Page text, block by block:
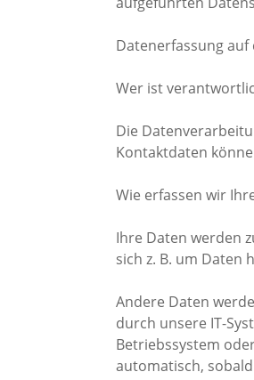
Datenerfassung auf
Wer ist
Die
Kontaktdaten
Wie erfassen wir
Ihre Daten werden
sich z. B. um Daten
Andere Daten
durch unsere IT-
Betriebssystem
automatisch,